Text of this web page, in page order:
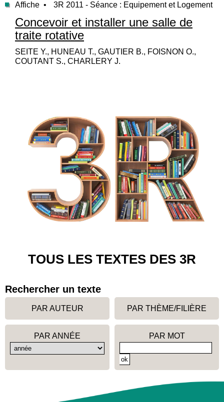
Affiche • 3R 2011 - Séance : Equipement et Logement
Concevoir et installer une salle de
traite rotative
SEITE Y., HUNEAU T., GAUTIER B., FOISNON O.,
COUTANT S., CHARLERY J.
TOUS LES TEXTES DES 3R
Rechercher un texte
PAR AUTEUR PAR THÈME/FILIÈRE
PAR ANNÉE PAR MOT